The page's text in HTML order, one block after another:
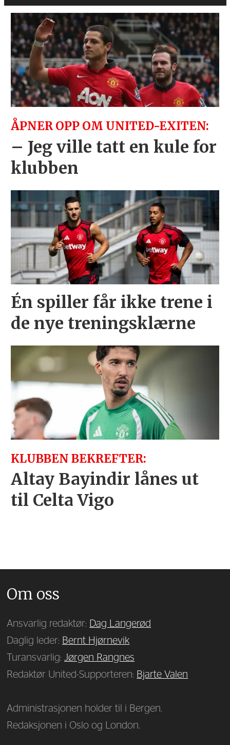
ÅPNER OPP OM UNITED-EXITEN:
– Jeg ville tatt en kule for
klubben
Én spiller får ikke trene i
de nye treningsklærne
KLUBBEN BEKREFTER:
Altay Bayindir lånes ut
til Celta Vigo
Om oss
Ansvarlig redaktør: Dag Langerød
Daglig leder: Bernt Hjørnevik
Turansvarlig:Jørgen Rangnes
Redaktør United-Supporteren: Bjarte Valen
Administrasjonen holder til i Bergen.
Redaksjonen i Oslo og London.